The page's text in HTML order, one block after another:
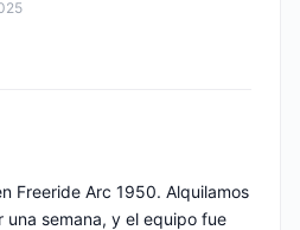
Freeride Arc 1950. Alquilamos
semana, y el equipo fue